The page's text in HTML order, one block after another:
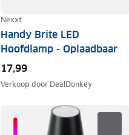
Nexxt
Handy Brite LED
Hoofdlamp - Oplaadbaar
17,99
Verkoop door DealDonkey